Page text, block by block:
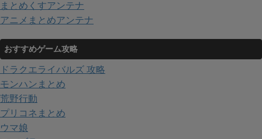
まとめくすアンテナ
アニメまとめアンテナ
おすすめゲーム攻略
ドラクエライバルズ 攻略
モンハンまとめ
荒野行動
プリコネまとめ
ウマ娘